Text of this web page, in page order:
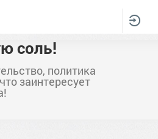
соль!
политика
заинтересует